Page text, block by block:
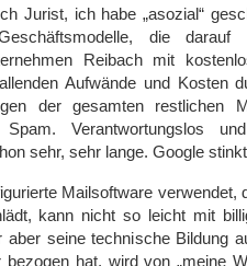
Jurist, ich habe „asozial“
die
Reibach mit
Aufwände und Kosten
der gesamten restlichen
Verantwortungslos
sehr, sehr lange. Google
Mailsoftware verwendet,
kann nicht so leicht mit
aber seine technische Bildung
bezogen hat, wird von „meine